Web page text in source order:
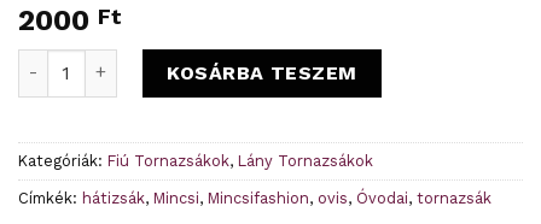
2000 Ft
Cica ovis tornazsák mennyiség
KOSÁRBA TESZEM
Kategóriák: Fiú Tornazsákok, Lány Tornazsákok
Címkék: hátizsák, Mincsi, Mincsifashion, ovis, Óvodai, tornazsák